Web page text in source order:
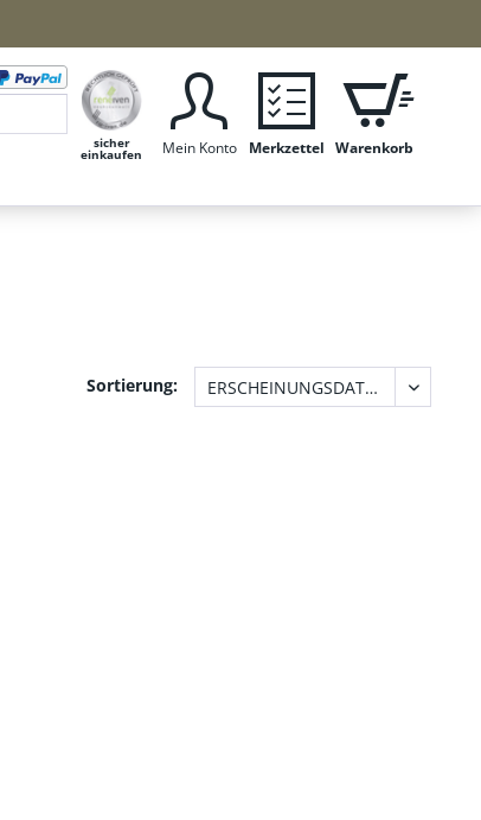
sicher
einkaufen Mein Konto Merkzettel Warenkorb
Sortierung: